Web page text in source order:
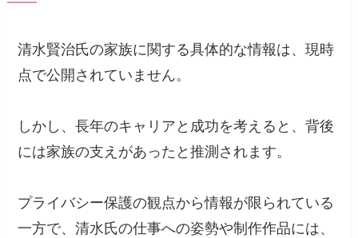
清水賢治氏の家族に関する具体的な情報は、現時
点で公開されていません。
しかし、長年のキャリアと成功を考えると、背後
には家族の支えがあったと推測されます。
プライバシー保護の観点から情報が限られている
一方で、清水氏の仕事への姿勢や制作作品には、